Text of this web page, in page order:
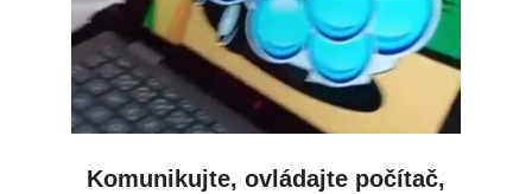
Komunikujte, ovládajte počítač,